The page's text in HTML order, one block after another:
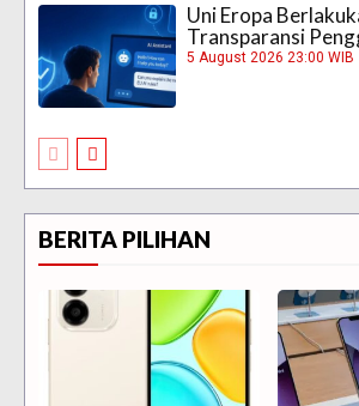
Uni Eropa
Transparansi
5 August 2026 23:00 WIB
BERITA PILIHAN